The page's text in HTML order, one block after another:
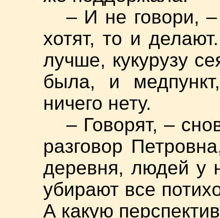
– И не говори,
хотят, то и
лучше, кукурузу
была, и
ничего нету.
– Говорят, –
разговор
деревня, людей у
убирают все
А какую